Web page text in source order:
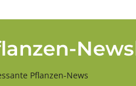
Pflanzen-News